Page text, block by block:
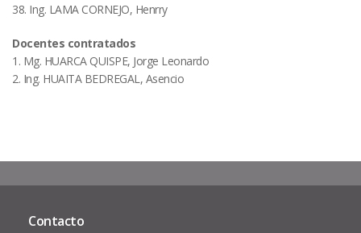
38. Ing. LAMA CORNEJO, Henrry
Docentes contratados
1. Mg. HUARCA QUISPE, Jorge Leonardo
2. Ing. HUAITA BEDREGAL, Asencio
Contacto